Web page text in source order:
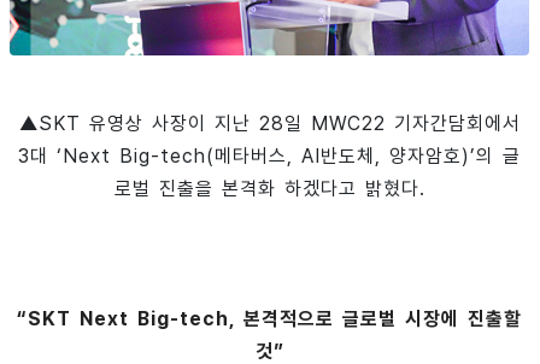
▲SKT 유영상 사장이 지난 28일 MWC22 기자간담회에서
3대 ‘Next Big-tech(메타버스, AI반도체, 양자암호)’의 글
로벌 진출을 본격화 하겠다고 밝혔다.
“SKT Next Big-tech, 본격적으로 글로벌 시장에 진출할
것”